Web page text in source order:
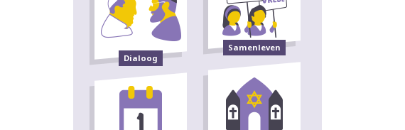
Dialoog
Samenleven